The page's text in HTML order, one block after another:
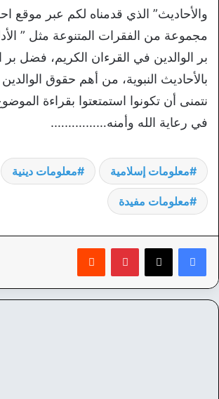
والأحاديث” الذي قدمناه لكم عبر موقع
مجموعة من الفقرات المتنوعة مثل ”
بر الوالدين في القرءان الكريم، فضل بر
بالأحاديث النبوية، من أهم حقوق
نتمنى أن تكونوا استمتعتوا بقراءة
في رعاية الله وأمنه…………….
معلومات إسلامية معلومات دينية
معلومات مفيدة
بينتيريست